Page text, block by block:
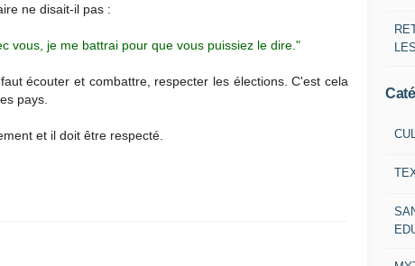
ne disait-il pas :
vous, je me battrai pour que vous puissiez le dire."
écouter et combattre, respecter les élections. C'est cela
pays.
et il doit être respecté.